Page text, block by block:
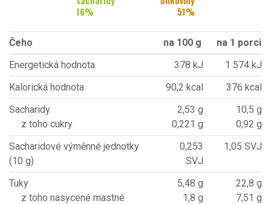
16%
51%
Čeho na 100 g
na 1 porci
Energetická hodnota
378 kJ
1 574 kJ
Kalorická hodnota
90,2 kcal
376 kcal
Sacharidy
z toho cukry
2,53 g
0,221 g
10,5 g
0,92 g
Sacharidové výměnné jednotky
(10 g)
0,253
SVJ
1,05 SVJ
Tuky
z toho nasycené mastné
5,48 g
1,8 g
22,8 g
7,51 g